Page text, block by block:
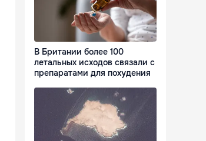
В Британии более 100
летальных исходов связали с
препаратами для похудения